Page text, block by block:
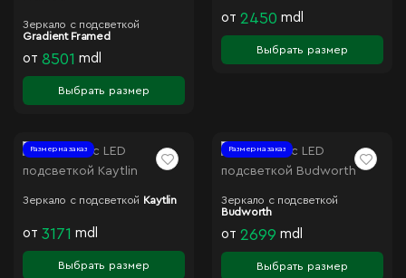
Зеркало с подсветкой
Gradient Framed
от 8501 mdl
Выбрать размер
от 2450 mdl
Выбрать размер
Размер на заказ
Зеркало с подсветкой Kaytlin
от 3171 mdl
Выбрать размер
Размер на заказ
Зеркало с подсветкой
Budworth
от 2699 mdl
Выбрать размер